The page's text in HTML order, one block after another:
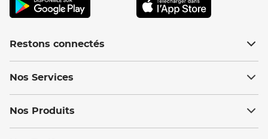
Restons connectés
Nos Services
Nos Produits